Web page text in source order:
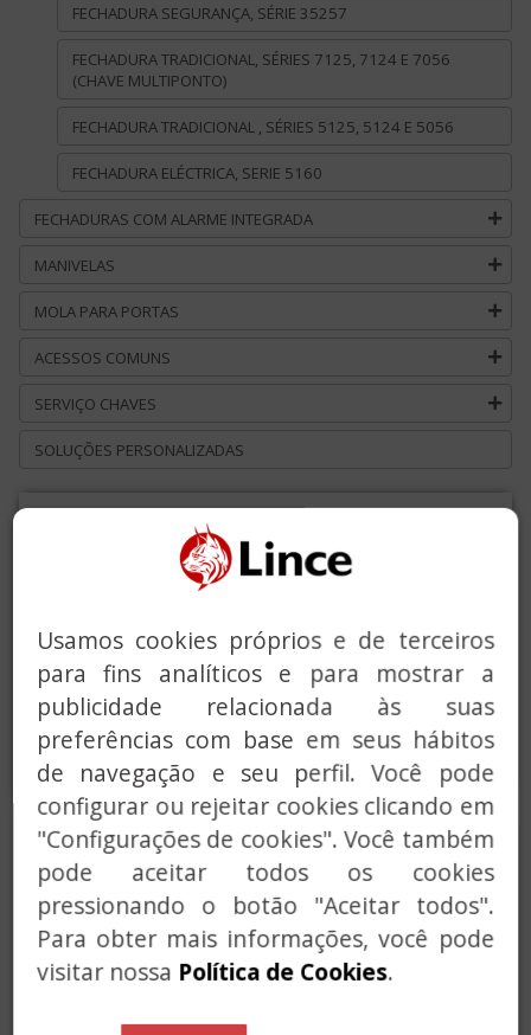
FECHADURA SEGURANÇA, SÉRIE 35257
FECHADURA TRADICIONAL, SÉRIES 7125, 7124 E 7056
(CHAVE MULTIPONTO)
FECHADURA TRADICIONAL , SÉRIES 5125, 5124 E 5056
FECHADURA ELÉCTRICA, SERIE 5160
FECHADURAS COM ALARME INTEGRADA
MANIVELAS
MOLA PARA PORTAS
ACESSOS COMUNS
SERVIÇO CHAVES
SOLUÇÕES PERSONALIZADAS
FECHADURA
SEGURANÇA, SÉRIE
Fechadura de sobrepor de
segurança equipada com
cilindro de perfil europeu
FECHADURA
TRADICIONAL,
SÉRIES 7125, 7124 E
7056 (CHAVE
MULTIPONTO)
Usamos cookies próprios e de terceiros
para fins analíticos e para mostrar a
publicidade relacionada às suas
preferências com base em seus hábitos
de navegação e seu perfil. Você pode
configurar ou rejeitar cookies clicando em
"Configurações de cookies". Você também
pode aceitar todos os cookies
pressionando o botão "Aceitar todos".
Para obter mais informações, você pode
visitar nossa Política de Cookies.